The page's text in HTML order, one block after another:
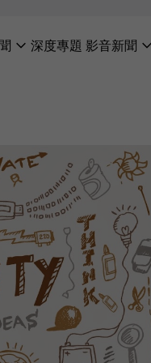
深度專題 影音新聞